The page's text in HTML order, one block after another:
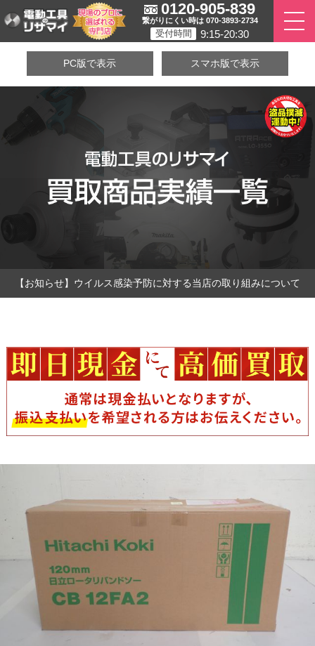
0120-905-839
繋がりにくい時は 070-3893-2734
受付時間 9:15-20:30
PC版で表示 スマホ版で表示
【お知らせ】ウイルス感染予防に対する当店の取り組みについて